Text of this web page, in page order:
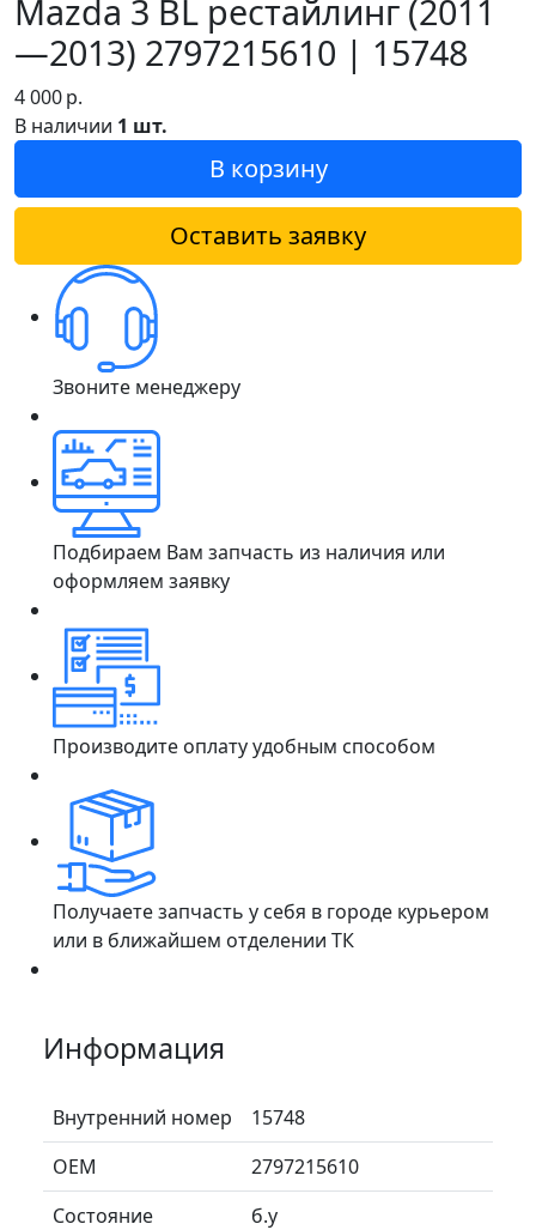
Mazda 3 BL рестайлинг (2011
—2013) 2797215610 | 15748
4 000р.
В наличии 1 шт.
В корзину
Оставить заявку
Звоните менеджеру
Подбираем Вам запчасть из наличия или
оформляем заявку
Производите оплату удобным способом
Получаете запчасть у себя в городе курьером
или в ближайшем отделении ТК
Информация
Внутренний номер
15748
ОЕМ
2797215610
Состояние
б.у